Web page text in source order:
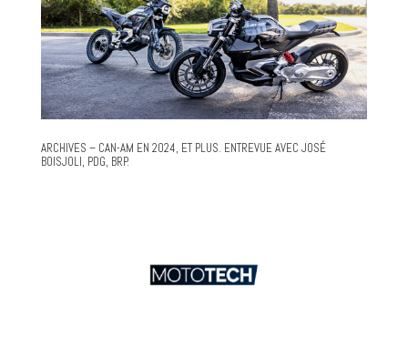
ARCHIVES – CAN-AM EN 2024, ET PLUS. ENTREVUE AVEC JOSÉ
BOISJOLI, PDG, BRP.